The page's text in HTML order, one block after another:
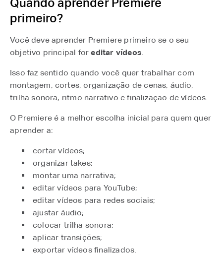
Quando aprender Premiere
primeiro?
Você deve aprender Premiere primeiro se o seu
objetivo principal foreditar vídeos.
Isso faz sentido quando você quer trabalhar com
montagem, cortes, organização de cenas, áudio,
trilha sonora, ritmo narrativo e finalização de vídeos.
O Premiere é a melhor escolha inicial para quem quer
aprender a:
cortar vídeos;
organizar takes;
montar uma narrativa;
editar vídeos para YouTube;
editar vídeos para redes sociais;
ajustar áudio;
colocar trilha sonora;
aplicar transições;
exportar vídeos finalizados.